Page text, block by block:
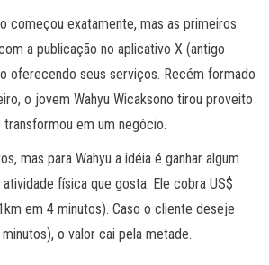
começou exatamente, mas as primeiros
a publicação no aplicativo X (antigo
oferecendo seus serviços. Recém formado
o jovem Wahyu Wicaksono tirou proveito
em um negócio.
mas para Wahyu a idéia é ganhar algum
física que gosta. Ele cobra US$
em 4 minutos). Caso o cliente deseje
o valor cai pela metade.